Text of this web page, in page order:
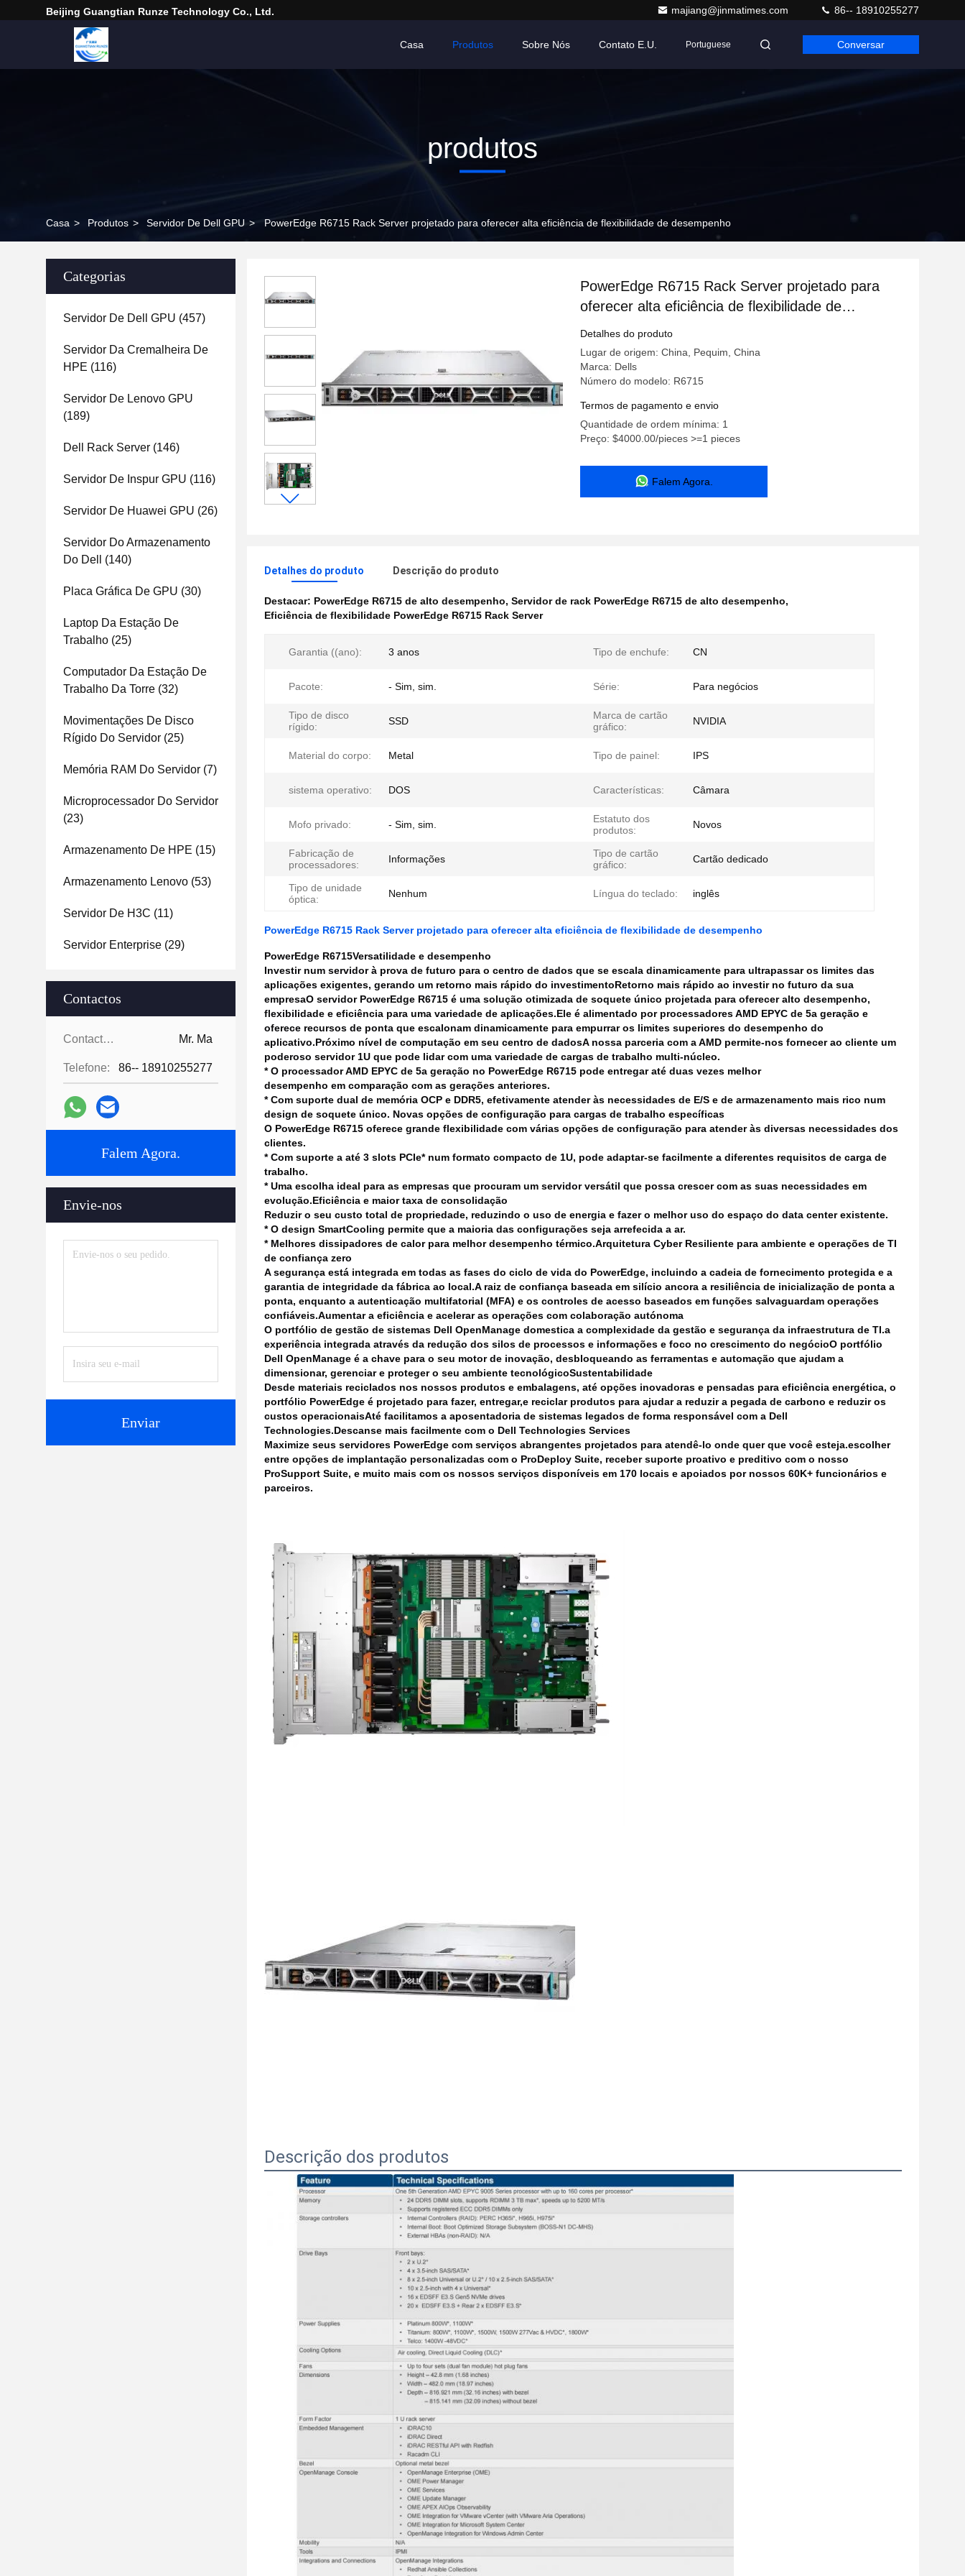
Beijing Guangtian Runze Technology Co., Ltd. majiang@jinmatimes.com 86-- 18910255277
Casa Produtos Sobre Nós Contato E.U. Portuguese Conversar
produtos
Casa > Produtos > Servidor De Dell GPU > PowerEdge R6715 Rack Server projetado para oferecer alta eficiência de flexibilidade de desempenho
Categorias
Servidor De Dell GPU (457)
Servidor Da Cremalheira De
HPE (116)
Servidor De Lenovo GPU
(189)
Dell Rack Server (146)
Servidor De Inspur GPU (116)
Servidor De Huawei GPU (26)
Servidor Do Armazenamento
Do Dell
(140)
Placa Gráfica De GPU (30)
Laptop Da Estação De
Trabalho (25)
Computador Da Estação De
Trabalho Da Torre (32)
Movimentações De Disco
Rígido Do Servidor (25)
Memória RAM Do Servidor (7)
Microprocessador Do Servidor
(23)
Armazenamento De HPE (15)
Armazenamento Lenovo (53)
Servidor De H3C (11)
Servidor Enterprise (29)
Contactos
Contactos: Mr. Ma
Telefone: 86-- 18910255277
Falem Agora.
Envie-nos
Enviar
PowerEdge R6715 Rack Server projetado para
oferecer alta eficiência de flexibilidade de
desempenho
Detalhes do produto
Lugar de origem: China, Pequim, China
Marca: Dells
Número do modelo: R6715
Termos de pagamento e envio
Quantidade de ordem mínima: 1
Preço: $4000.00/pieces >=1 pieces
Falem Agora.
Detalhes do produto Descrição do produto
Destacar: PowerEdge R6715 de alto desempenho, Servidor de rack PowerEdge R6715 de alto desempenho,
Eficiência de flexibilidade PowerEdge R6715 Rack Server
Garantia ((ano): 3 anos Tipo de enchufe: CN
Pacote: - Sim, sim. Série: Para negócios
Tipo de disco
rígido:
SSD
Marca de cartão
gráfico:
NVIDIA
Material do corpo: Metal Tipo de painel: IPS
sistema operativo: DOS Características: Câmara
Mofo privado: - Sim, sim.
Estatuto dos
produtos:
Novos
Fabricação de
processadores:
Informações
Tipo de cartão
gráfico:
Cartão dedicado
Tipo de unidade
óptica:
Nenhum Língua do teclado: inglês
PowerEdge R6715 Rack Server projetado para oferecer alta eficiência de flexibilidade de desempenho
PowerEdge R6715Versatilidade e desempenho
Investir num servidor à prova de futuro para o centro de dados que se escala dinamicamente para ultrapassar os limites das
aplicações exigentes, gerando um retorno mais rápido do investimentoRetorno mais rápido ao investir no futuro da sua
empresaO servidor PowerEdge R6715 é uma solução otimizada de soquete único projetada para oferecer alto desempenho,
flexibilidade e eficiência para uma variedade de aplicações.Ele é alimentado por processadores AMD EPYC de 5a geração e
oferece recursos de ponta que escalonam dinamicamente para empurrar os limites superiores do desempenho do
aplicativo.Próximo nível de computação em seu centro de dadosA nossa parceria com a AMD permite-nos fornecer ao cliente um
poderoso servidor 1U que pode lidar com uma variedade de cargas de trabalho multi-núcleo.
* O processador AMD EPYC de 5a geração no PowerEdge R6715 pode entregar até duas vezes melhor
desempenho em comparação com as gerações anteriores.
* Com suporte dual de memória OCP e DDR5, efetivamente atender às necessidades de E/S e de armazenamento mais rico num
design de soquete único. Novas opções de configuração para cargas de trabalho específicas
O PowerEdge R6715 oferece grande flexibilidade com várias opções de configuração para atender às diversas necessidades dos
clientes.
* Com suporte a até 3 slots PCIe* num formato compacto de 1U, pode adaptar-se facilmente a diferentes requisitos de carga de
trabalho.
* Uma escolha ideal para as empresas que procuram um servidor versátil que possa crescer com as suas necessidades em
evolução.Eficiência e maior taxa de consolidação
Reduzir o seu custo total de propriedade, reduzindo o uso de energia e fazer o melhor uso do espaço do data center existente.
* O design SmartCooling permite que a maioria das configurações seja arrefecida a ar.
* Melhores dissipadores de calor para melhor desempenho térmico.Arquitetura Cyber Resiliente para ambiente e operações de TI
de confiança zero
A segurança está integrada em todas as fases do ciclo de vida do PowerEdge, incluindo a cadeia de fornecimento protegida e a
garantia de integridade da fábrica ao local.A raiz de confiança baseada em silício ancora a resiliência de inicialização de ponta a
ponta, enquanto a autenticação multifatorial (MFA) e os controles de acesso baseados em funções salvaguardam operações
confiáveis.Aumentar a eficiência e acelerar as operações com colaboração autónoma
O portfólio de gestão de sistemas Dell OpenManage domestica a complexidade da gestão e segurança da infraestrutura de TI.a
experiência integrada através da redução dos silos de processos e informações e foco no crescimento do negócioO portfólio
Dell OpenManage é a chave para o seu motor de inovação, desbloqueando as ferramentas e automação que ajudam a
dimensionar, gerenciar e proteger o seu ambiente tecnológicoSustentabilidade
Desde materiais reciclados nos nossos produtos e embalagens, até opções inovadoras e pensadas para eficiência energética, o
portfólio PowerEdge é projetado para fazer, entregar,e reciclar produtos para ajudar a reduzir a pegada de carbono e reduzir os
custos operacionaisAté facilitamos a aposentadoria de sistemas legados de forma responsável com a Dell
Technologies.Descanse mais facilmente com o Dell Technologies Services
Maximize seus servidores PowerEdge com serviços abrangentes projetados para atendê-lo onde quer que você esteja.escolher
entre opções de implantação personalizadas com o ProDeploy Suite, receber suporte proativo e preditivo com o nosso
ProSupport Suite, e muito mais com os nossos serviços disponíveis em 170 locais e apoiados por nossos 60K+ funcionários e
parceiros.
Descrição dos produtos